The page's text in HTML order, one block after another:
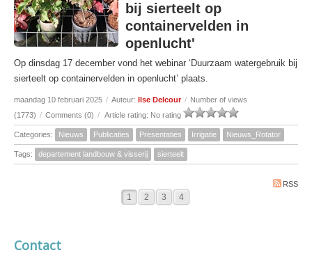
bij sierteelt op
containervelden in
openlucht'
Op dinsdag 17 december vond het webinar ‘Duurzaam watergebruik bij
sierteelt op containervelden in openlucht’ plaats.
maandag 10 februari 2025 / Auteur: Ilse Delcour / Number of views
(1773) / Comments (0) / Article rating: No rating
Categories: Nieuws Publicaties Presentaties Irrigatie Nieuws_Rotator
Tags: departement landbouw & visserij sierteelt
RSS
1 2 3 4
Contact